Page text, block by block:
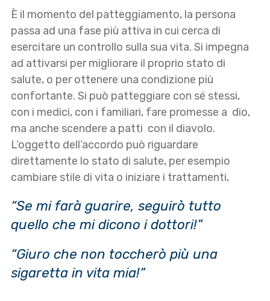
È il momento del patteggiamento, la persona
passa ad una fase più attiva in cui cerca di
esercitare un controllo sulla sua vita. Si impegna
ad attivarsi per migliorare il proprio stato di
salute, o per ottenere una condizione più
confortante. Si può patteggiare con sé stessi,
con i medici, con i familiari, fare promesse a dio,
ma anche scendere a patti con il diavolo.
L’oggetto dell’accordo può riguardare
direttamente lo stato di salute, per esempio
cambiare stile di vita o iniziare i trattamenti,
“Se mi farà guarire, seguirò tutto
quello che mi dicono i dottori!”
“Giuro che non toccherò più una
sigaretta in vita mia!”